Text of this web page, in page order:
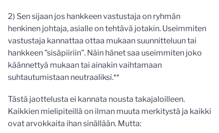
2) Sen sijaan jos hankkeen vastustaja on ryhmän
henkinen johtaja, asialle on tehtävä jotakin. Useimmiten
vastustaja kannattaa ottaa mukaan suunnitteluun tai
hankkeen ”sisäpiiriin”. Näin hänet saa useimmiten joko
käännettyä mukaan tai ainakin vaihtamaan
suhtautumistaan neutraaliksi.**
Tästä jaottelusta ei kannata nousta takajaloilleen.
Kaikkien mielipiteillä on ilman muuta merkitystä ja kaikki
ovat arvokkaita ihan sinällään. Mutta: